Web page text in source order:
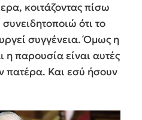
κοιτάζοντας πίσω
ότι το
συγγένεια. Όμως η
παρουσία είναι αυτές
πατέρα. Και εσύ ήσουν